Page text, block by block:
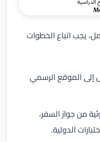
يجب اتباع الخطوات
إلى الموقع الرسمي
من جواز السفر،
الدولية.